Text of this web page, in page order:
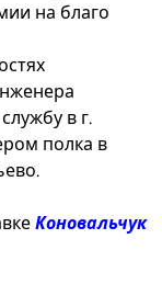
на благо
в г.
полка в
Коновальчук